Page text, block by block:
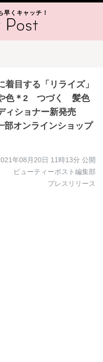
早くキャッチ！
着目する「リライズ」
や色＊2 つづく 髪色
ィショナー新発売
部オンラインショップ
年08月20日 11時13分 公開
ビューティーポスト編集部
プレスリリース